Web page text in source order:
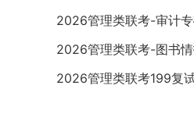
2026管理类联考-审计
2026管理类联考-图书
2026管理类联考199复